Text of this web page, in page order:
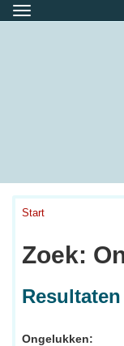
Menu
Start
Zoek:
Resultaten
Ongelukken: